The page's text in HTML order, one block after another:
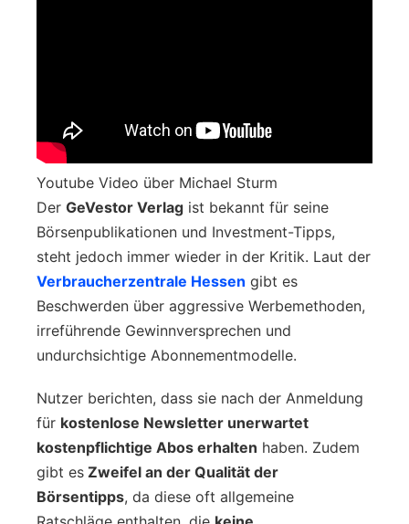
Youtube Video über Michael Sturm
Der GeVestor Verlag ist bekannt für seine
Börsenpublikationen und Investment-Tipps,
steht jedoch immer wieder in der Kritik. Laut der
Verbraucherzentrale Hessen gibt es
Beschwerden über aggressive Werbemethoden,
irreführende Gewinnversprechen und
undurchsichtige Abonnementmodelle.
Nutzer berichten, dass sie nach der Anmeldung
für kostenlose Newsletter unerwartet
kostenpflichtige Abos erhalten haben. Zudem
gibt es Zweifel an der Qualität der
Börsentipps, da diese oft allgemeine